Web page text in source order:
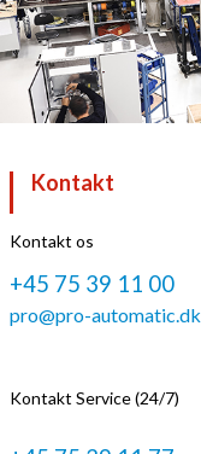
Kontakt
Kontakt os
+45 75 39 11 00
pro@pro-automatic.dk
Kontakt Service (24/7)